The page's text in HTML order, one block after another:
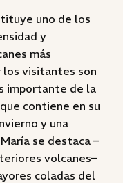
uno de los
y
más
visitantes son
importante de la
contiene en su
y una
se destaca –
volcanes–
coladas del